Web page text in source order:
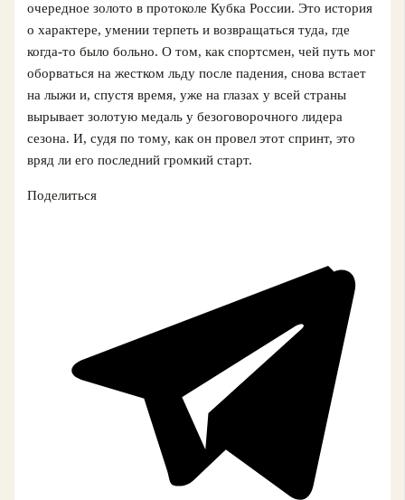
очередное золото в протоколе Кубка России. Это история
о характере, умении терпеть и возвращаться туда, где
когда-то было больно. О том, как спортсмен, чей путь мог
оборваться на жестком льду после падения, снова встает
на лыжи и, спустя время, уже на глазах у всей страны
вырывает золотую медаль у безоговорочного лидера
сезона. И, судя по тому, как он провел этот спринт, это
вряд ли его последний громкий старт.
Поделиться